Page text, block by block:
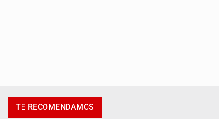
TE RECOMENDAMOS